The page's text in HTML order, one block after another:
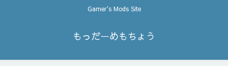
Gamer's Mods Site
もっだーめもちょう